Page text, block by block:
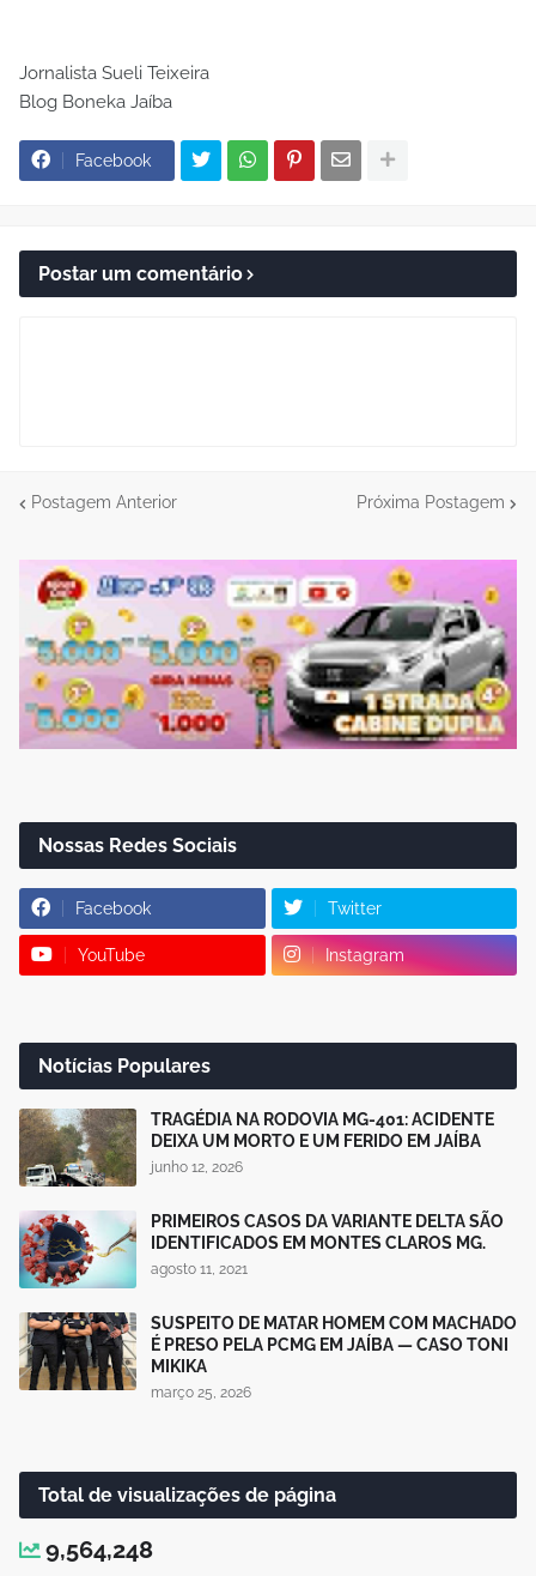
Jornalista Sueli Teixeira
Blog Boneka Jaíba
Facebook
Postar um comentário
Postagem Anterior Próxima Postagem
Nossas Redes Sociais
Facebook Twitter
YouTube Instagram
Notícias Populares
TRAGÉDIA NA RODOVIA MG-401: ACIDENTE
DEIXA UM MORTO E UM FERIDO EM JAÍBA
junho 12, 2026
PRIMEIROS CASOS DA VARIANTE DELTA SÃO
IDENTIFICADOS EM MONTES CLAROS MG.
agosto 11, 2021
SUSPEITO DE MATAR HOMEM COM MACHADO
É PRESO PELA PCMG EM JAÍBA — CASO TONI
MIKIKA
março 25, 2026
Total de visualizações de página
9,564,248